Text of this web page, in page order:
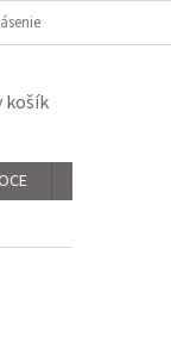
REKLAMAČNÝ
košík